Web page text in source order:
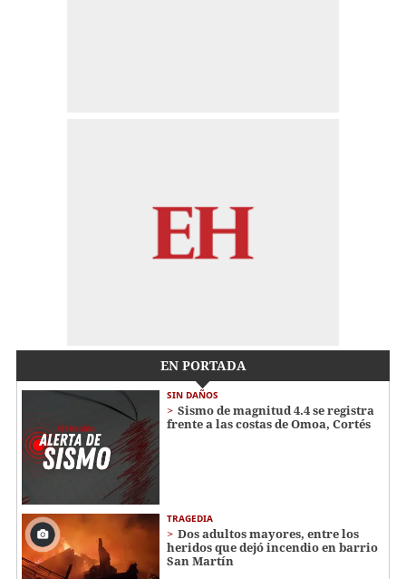
EN PORTADA
SIN DAÑOS
Sismo de magnitud 4.4 se registra
frente a las costas de Omoa, Cortés
TRAGEDIA
Dos adultos mayores, entre los
heridos que dejó incendio en barrio
San Martín